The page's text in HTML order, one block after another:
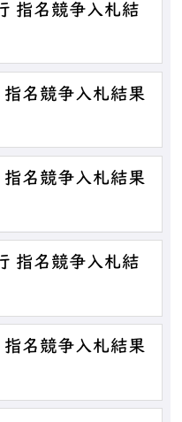
指名競争入札結
名競争入札結果
名競争入札結果
指名競争入札結
名競争入札結果